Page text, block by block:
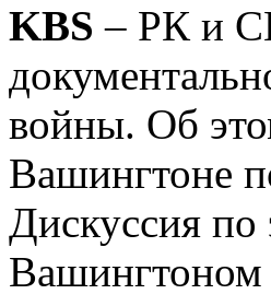
KBS – РК и
войны. Об
Вашингтоне
Дискуссия
Вашингтоном